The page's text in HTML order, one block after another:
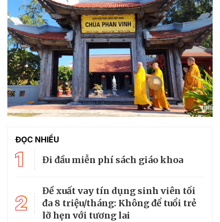
ĐỌC NHIỀU
1 Đi đầu miễn phí sách giáo khoa
2
Đề xuất vay tín dụng sinh viên tối
đa 8 triệu/tháng: Không để tuổi trẻ
lỡ hẹn với tương lai